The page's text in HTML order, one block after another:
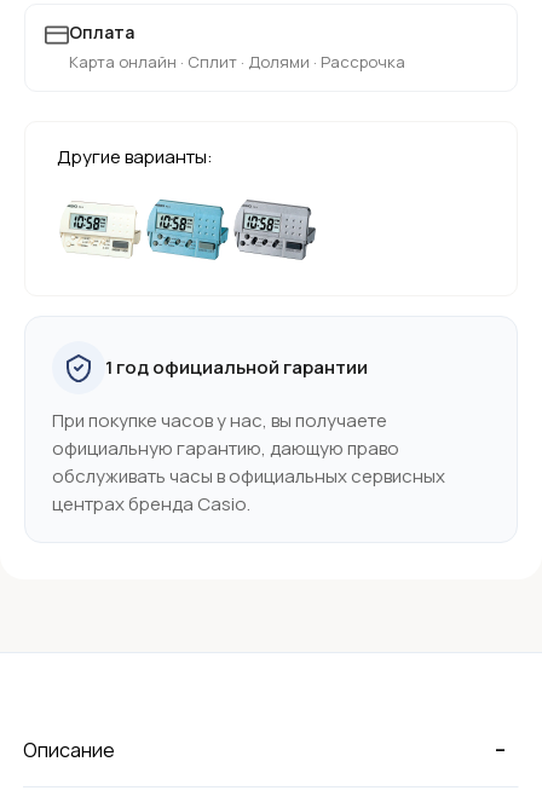
Оплата
Карта онлайн · Сплит · Долями · Рассрочка
Другие варианты:
1 год официальной гарантии
При покупке часов у нас, вы получаете
официальную гарантию, дающую право
обслуживать часы в официальных сервисных
центрах бренда Casio.
-
Описание